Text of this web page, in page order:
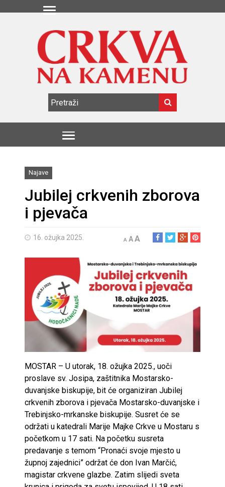
Najave
Jubilej crkvenih zborova
i pjevača
16. ožujka 2025. A AA
MOSTAR – U utorak, 18. ožujka 2025., uoči
proslave sv. Josipa, zaštitnika Mostarsko-
duvanjske biskupije, bit će organiziran Jubilej
crkvenih zborova i pjevača Mostarsko-duvanjske i
Trebinjsko-mrkanske biskupije. Susret će se
održati u katedrali Marije Majke Crkve u Mostaru s
početkom u 17 sati. Na početku susreta
predavanje s temom “Pronaći svoje mjesto u
župnoj zajednici” održat će don Ivan Marčić,
magistar crkvene glazbe. Zatim slijedi sveta